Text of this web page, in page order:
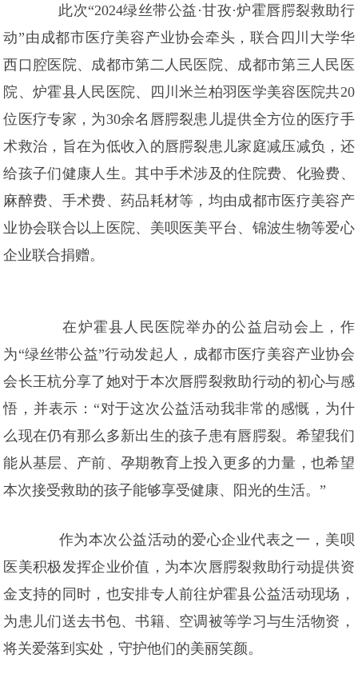
此次“2024绿丝带公益·甘孜·炉霍唇腭裂救助行
动”由成都市医疗美容产业协会牵头，联合四川大学华
西口腔医院、成都市第二人民医院、成都市第三人民医
院、炉霍县人民医院、四川米兰柏羽医学美容医院共20
位医疗专家，为30余名唇腭裂患儿提供全方位的医疗手
术救治，旨在为低收入的唇腭裂患儿家庭减压减负，还
给孩子们健康人生。其中手术涉及的住院费、化验费、
麻醉费、手术费、药品耗材等，均由成都市医疗美容产
业协会联合以上医院、美呗医美平台、锦波生物等爱心
企业联合捐赠。
在炉霍县人民医院举办的公益启动会上，作
为“绿丝带公益”行动发起人，成都市医疗美容产业协会
会长王杭分享了她对于本次唇腭裂救助行动的初心与感
悟，并表示：“对于这次公益活动我非常的感慨，为什
么现在仍有那么多新出生的孩子患有唇腭裂。希望我们
能从基层、产前、孕期教育上投入更多的力量，也希望
本次接受救助的孩子能够享受健康、阳光的生活。”
作为本次公益活动的爱心企业代表之一，美呗
医美积极发挥企业价值，为本次唇腭裂救助行动提供资
金支持的同时，也安排专人前往炉霍县公益活动现场，
为患儿们送去书包、书籍、空调被等学习与生活物资，
将关爱落到实处，守护他们的美丽笑颜。